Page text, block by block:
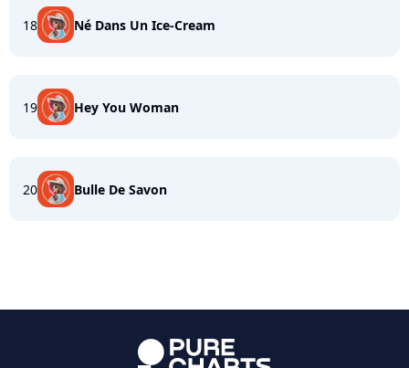
18 Né Dans Un Ice-Cream
19 Hey You Woman
20 Bulle De Savon